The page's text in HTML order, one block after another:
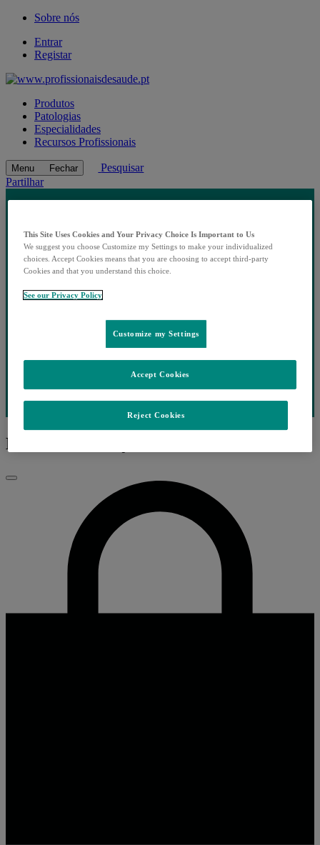
Sobre nós
Entrar
Registar
Produtos
Patologias
Especialidades
Recursos Profissionais
Menu Fechar
Pesquisar
Partilhar
EP.26 VACINAÇÃO
Fechar
This Site Uses Cookies and Your Privacy Choice Is Important to Us
We suggest you choose Customize my Settings to make your individualized
choices. Accept Cookies means that you are choosing to accept third-party
Cookies and that you understand this choice.
See our Privacy Policy
Customize my Settings
Reject Cookies
Accept Cookies